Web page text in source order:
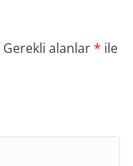
Gerekli alanlar* ile